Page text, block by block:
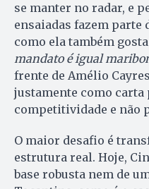
se manter no radar, e
ensaiadas fazem parte
como ela também
mandato é igual
frente de Amélio
justamente como carta
competitividade e não
O maior desafio é
estrutura real. Hoje,
base robusta nem de